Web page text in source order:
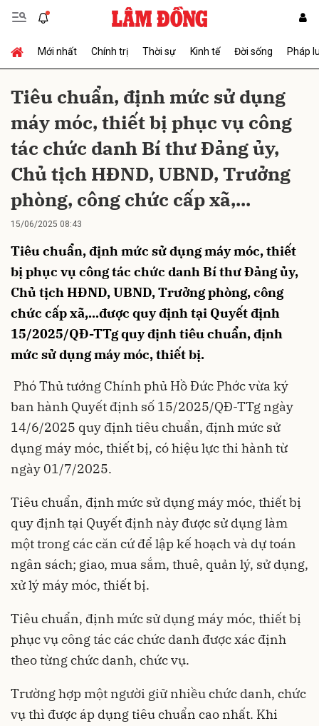
Mới nhất Chính trị Thời sự Kinh tế Đời sống Pháp
Tiêu chuẩn, định mức sử dụng
máy móc, thiết bị phục vụ công
tác chức danh Bí thư Đảng ủy,
Chủ tịch HĐND, UBND, Trưởng
phòng, công chức cấp xã,...
15/06/2025 08:43
Tiêu chuẩn, định mức sử dụng máy móc, thiết
bị phục vụ công tác chức danh Bí thư Đảng ủy,
Chủ tịch HĐND, UBND, Trưởng phòng, công
chức cấp xã,...được quy định tại Quyết định
15/2025/QĐ-TTg quy định tiêu chuẩn, định
mức sử dụng máy móc, thiết bị.
Phó Thủ tướng Chính phủ Hồ Đức Phớc vừa ký
ban hành Quyết định số 15/2025/QĐ-TTg ngày
14/6/2025 quy định tiêu chuẩn, định mức sử
dụng máy móc, thiết bị, có hiệu lực thi hành từ
ngày 01/7/2025.
Tiêu chuẩn, định mức sử dụng máy móc, thiết bị
quy định tại Quyết định này được sử dụng làm
một trong các căn cứ để lập kế hoạch và dự toán
ngân sách; giao, mua sắm, thuê, quản lý, sử dụng,
xử lý máy móc, thiết bị.
Tiêu chuẩn, định mức sử dụng máy móc, thiết bị
phục vụ công tác các chức danh được xác định
theo từng chức danh, chức vụ.
Trường hợp một người giữ nhiều chức danh, chức
vụ thì được áp dụng tiêu chuẩn cao nhất. Khi
Gửi bình luận